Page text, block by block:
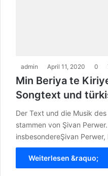
admin April 11, 2020 0
Min Beriya te
Songtext und
Der Text und die Musik
stammen von Şivan
insbesondereŞivan
Weiterlesen &raquo;